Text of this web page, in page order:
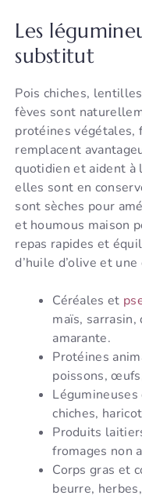
Les
substitut
Pois chiches,
fèves sont
protéines végétales,
remplacent
quotidien et aident à
elles sont en
sont sèches pour
et houmous maison
repas rapides et
d’huile d’olive et
Céréales et
maïs,
amarante.
Protéines
poissons,
chiches,
Produits
fromages non
Corps gras et
beurre,